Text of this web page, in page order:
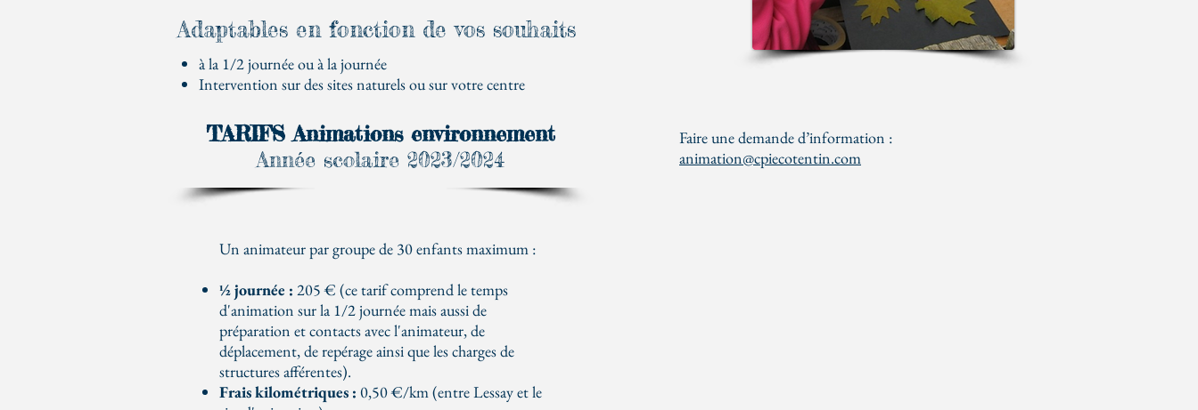
Adaptables en fonction de vos souhaits
à la 1/2 journée ou à la journée
Intervention sur des sites naturels ou sur votre centre
TARIFS Animations environnement
Année scolaire 2023/2024
Faire une demande d’information :
animation@cpiecotentin.com
Un animateur par groupe de 30 enfants maximum :
½ journée : 205 € (ce tarif comprend le temps
d'animation sur la 1/2 journée mais aussi de
préparation et contacts avec l'animateur, de
déplacement, de repérage ainsi que les charges de
structures afférentes).
Frais kilométriques : 0,50 €/km (entre Lessay et le